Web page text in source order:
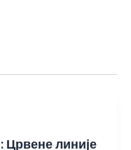
Црвене линије